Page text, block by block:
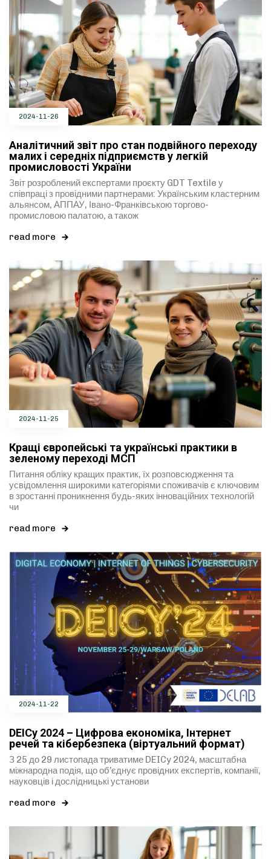
Type and hit enter
2024-11-26
Аналітичний звіт про стан подвійного переходу
малих і середніх підприємств у легкій
промисловості України
Звіт розроблений експертами проєкту GDT Textile у
співпраці з провідними партнерами: Українським кластерним
альянсом, АППАУ, Івано-Франківською торгово-
промисловою палатою, а також
read more
2024-11-25
Кращі європейські та українські практики в
зеленому переході МСП
Питання обліку кращих практик, їх розповсюдження та
усвідомлення широкими категоріями споживачів є ключовим
в зростанні проникнення будь-яких інноваційних технологій
чи
read more
2024-11-22
DEICy 2024 – Цифрова економіка, Інтернет
речей та кібербезпека (віртуальний формат)
З 25 до 29 листопада триватиме DEICy 2024, масштабна
міжнародна подія, що об’єднує провідних експертів, компанії,
науковців і дослідницькі установи
read more